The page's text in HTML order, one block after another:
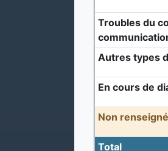
Troubles du
Autres types
En cours de
Non
Total